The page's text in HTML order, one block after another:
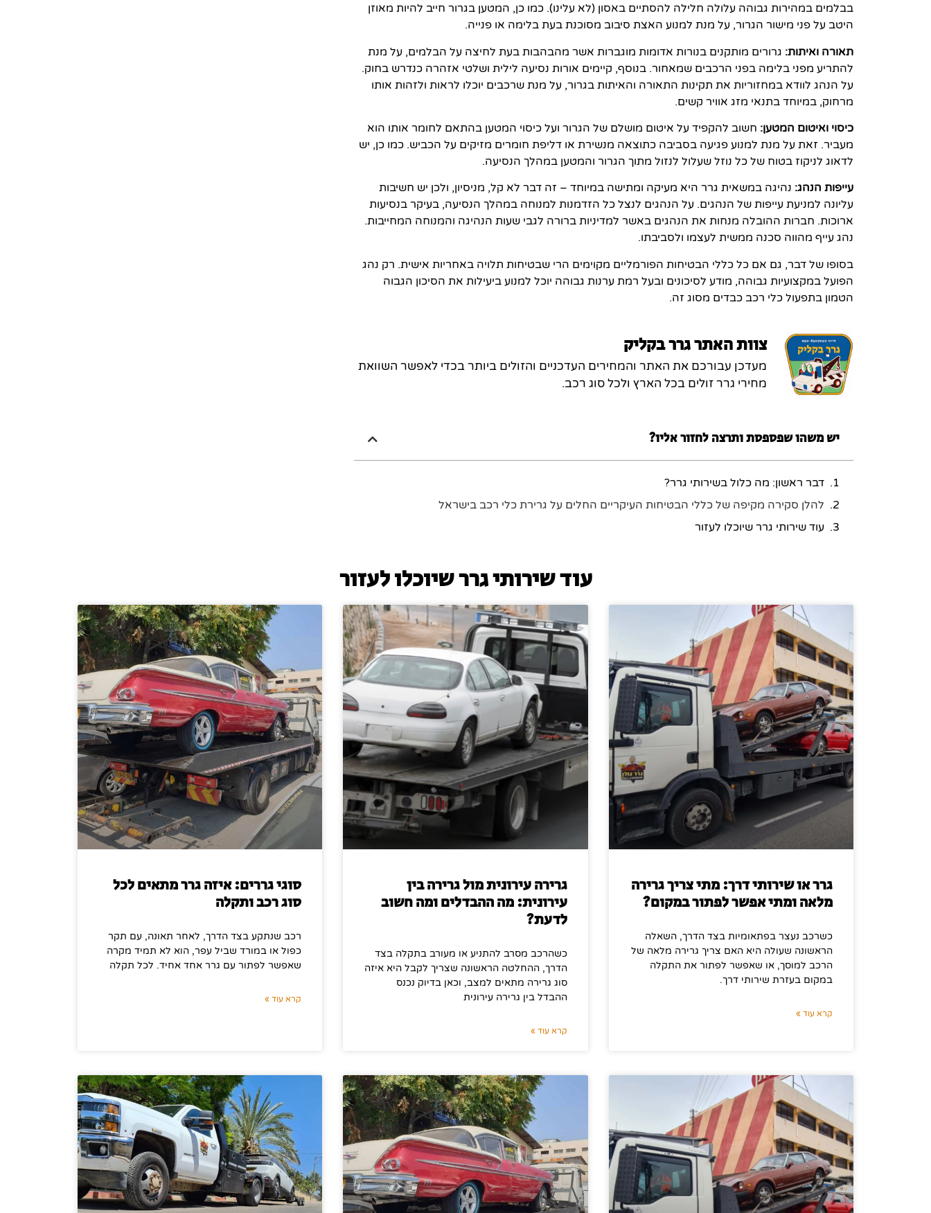
בבלמים במהירות גבוהה עלולה חלילה להסתיים באסון (לא עלינו). כמו כן, המטען בגרור חייב להיות מאוזן
היטב על פני מישור הגרור, על מנת למנוע האצת סיבוב מסוכנת בעת בלימה או פנייה.
תאורה ואיתות: גרורים מותקנים בנורות אדומות מוגברות אשר מהבהבות בעת לחיצה על הבלמים, על מנת
להתריע מפני בלימה בפני הרכבים שמאחור. בנוסף, קיימים אורות נסיעה לילית ושלטי אזהרה כנדרש בחוק.
על הנהג לוודא במחזוריות את תקינות התאורה והאיתות בגרור, על מנת שרכבים יוכלו לראות ולזהות אותו
מרחוק, במיוחד בתנאי מזג אוויר קשים.
כיסוי ואיטום המטען: חשוב להקפיד על איטום מושלם של הגרור ועל כיסוי המטען בהתאם לחומר אותו הוא
מעביר. זאת על מנת למנוע פגיעה בסביבה כתוצאה מנשירת או דליפת חומרים מזיקים על הכביש. כמו כן, יש
לדאוג לניקוז בטוח של כל נוזל שעלול לנזול מתוך הגרור והמטען במהלך הנסיעה.
עייפות הנהג: נהיגה במשאית גרר היא מעיקה ומתישה במיוחד – זה דבר לא קל, מניסיון, ולכן יש חשיבות
עליונה למניעת עייפות של הנהגים. על הנהגים לנצל כל הזדמנות למנוחה במהלך הנסיעה, בעיקר בנסיעות
ארוכות. חברות ההובלה מנחות את הנהגים באשר למדיניות ברורה לגבי שעות הנהיגה והמנוחה המחייבות.
נהג עייף מהווה סכנה ממשית לעצמו ולסביבתו.
בסופו של דבר, גם אם כל כללי הבטיחות הפורמליים מקוימים הרי שבטיחות תלויה באחריות אישית. רק נהג
הפועל במקצועיות גבוהה, מודע לסיכונים ובעל רמת ערנות גבוהה יוכל למנוע ביעילות את הסיכון הגבוה
הטמון בתפעול כלי רכב כבדים מסוג זה.
צוות האתר גרר בקליק
מעדכן עבורכם את האתר והמחירים העדכניים והזולים ביותר בכדי לאפשר השוואת
מחירי גרר זולים בכל הארץ ולכל סוג רכב.
יש משהו שפספסת ותרצה לחזור אליו?
דבר ראשון: מה כלול בשירותי גרר?
להלן סקירה מקיפה של כללי הבטיחות העיקריים החלים על גרירת כלי רכב בישראל
עוד שירותי גרר שיוכלו לעזור
עוד שירותי גרר שיוכלו לעזור
גרר או שירותי דרך: מתי צריך גרירה
מלאה ומתי אפשר לפתור במקום?
כשרכב נעצר בפתאומיות בצד הדרך, השאלה
הראשונה שעולה היא האם צריך גרירה מלאה של
הרכב למוסך, או שאפשר לפתור את התקלה
במקום בעזרת שירותי דרך.
קרא עוד »
גרירה עירונית מול גרירה בין
עירונית: מה ההבדלים ומה חשוב
לדעת?
כשהרכב מסרב להתניע או מעורב בתקלה בצד
הדרך, ההחלטה הראשונה שצריך לקבל היא איזה
סוג גרירה מתאים למצב, וכאן בדיוק נכנס
ההבדל בין גרירה עירונית
קרא עוד »
סוגי גררים: איזה גרר מתאים לכל
סוג רכב ותקלה
רכב שנתקע בצד הדרך, לאחר תאונה, עם תקר
כפול או במורד שביל עפר, הוא לא תמיד מקרה
שאפשר לפתור עם גרר אחד אחיד. לכל תקלה
קרא עוד »